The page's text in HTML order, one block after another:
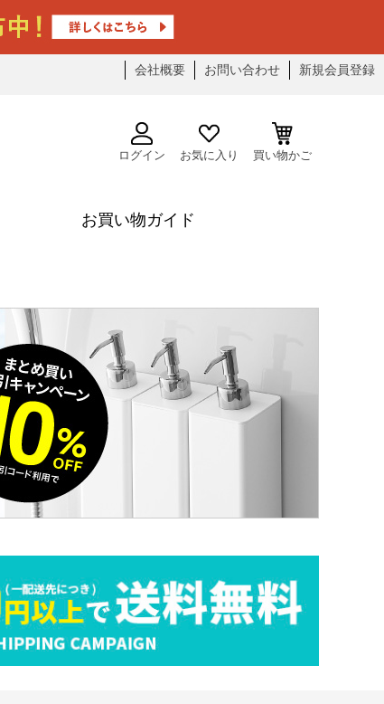
会社概要 お問い合わせ 新規会員登録
ログイン お気に入り 買い物かご
お買い物ガイド